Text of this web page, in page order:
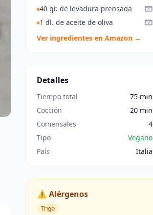
40 gr. de levadura prensada
1 dl. de aceite de oliva
Ver ingredientes en Amazon →
Detalles
Tiempo total
75 min
Cocción
20 min
Comensales
4
Tipo
Vegano
País
Italia
⚠️ Alérgenos
Trigo